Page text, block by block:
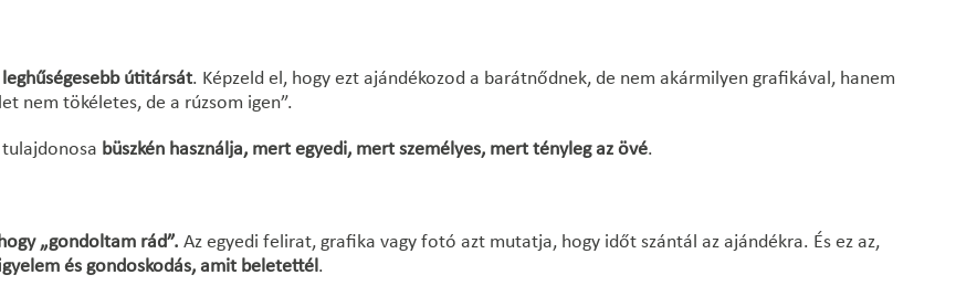
útitársát. Képzeld el, hogy ezt ajándékozod a barátnődnek, de nem akármilyen grafikával, hanem
nem tökéletes, de a rúzsom igen”.
tulajdonosa büszkén használja, mert egyedi, mert személyes, mert tényleg az övé.
„gondoltam rád”. Az egyedi felirat, grafika vagy fotó azt mutatja, hogy időt szántál az ajándékra. És ez az,
és gondoskodás, amit beletettél.